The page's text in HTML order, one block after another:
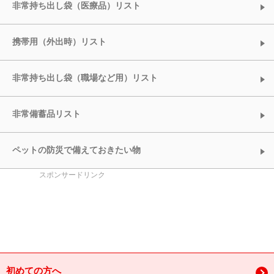
非常持ち出し袋（医療品）リスト
携帯用（外出時）リスト
非常持ち出し袋（職場など用）リスト
非常備蓄品リスト
ペットの防災で備えておきたい物
スポンサードリンク
初めての方へ